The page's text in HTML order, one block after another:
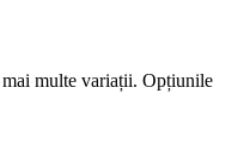
mai multe variații. Opțiunile